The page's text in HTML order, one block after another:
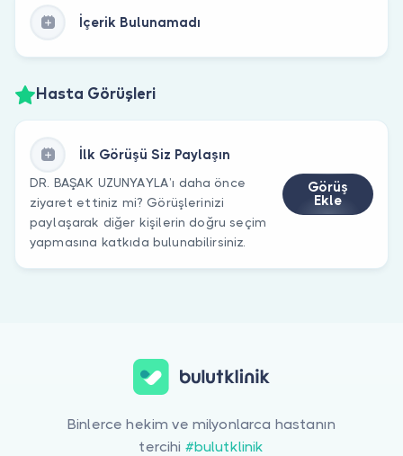
İçerik Bulunamadı
Hasta Görüşleri
İlk Görüşü Siz Paylaşın
DR. BAŞAK UZUNYAYLA’ı daha önce
ziyaret ettiniz mi? Görüşlerinizi
paylaşarak diğer kişilerin doğru seçim
yapmasına katkıda bulunabilirsiniz.
Görüş
Ekle
Binlerce hekim ve milyonlarca hastanın
tercihi #bulutklinik